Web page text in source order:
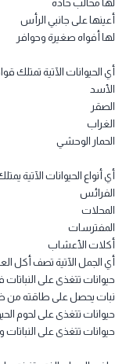
تريد تحميل اوراق عمل
الفصل الاول قطر 2026 - 1447.
كبيرة
مخالب حادة
على جانبي الرأس
أفواه صغيرة وحوافر
الحيوانات الآتية تمتلك
الوحشي
أنواع الحيوانات الآتية